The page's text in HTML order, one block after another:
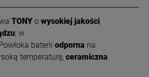
TONY o wysokiej jakości,
, w
baterii odporna na
temperaturę, ceramiczna